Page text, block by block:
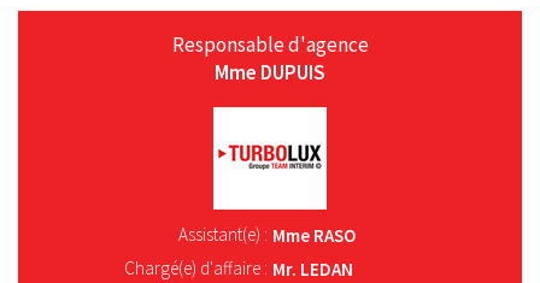
Responsable d'agence
Mme DUPUIS
Assistant(e) : Mme RASO
Chargé(e) d'affaire : Mr. LEDAN